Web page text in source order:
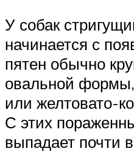
У собак
начинается с
пятен обычно
овальной
или желтовато-
С этих
выпадает почти